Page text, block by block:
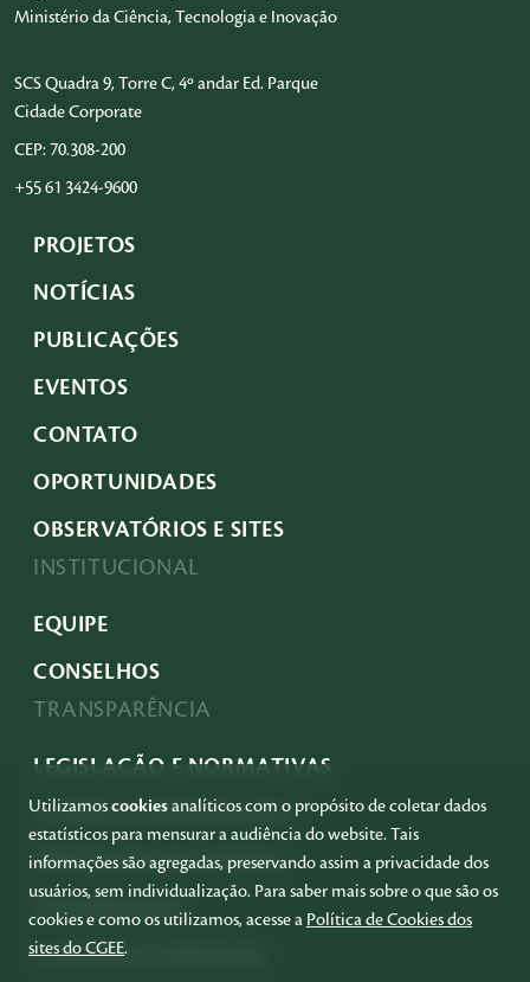
Ministério da Ciência, Tecnologia e Inovação
SCS Quadra 9, Torre C, 4º andar Ed. Parque
Cidade Corporate
CEP: 70.308-200
+55 61 3424-9600
PROJETOS
NOTÍCIAS
PUBLICAÇÕES
EVENTOS
CONTATO
OPORTUNIDADES
OBSERVATÓRIOS E SITES
INSTITUCIONAL
EQUIPE
CONSELHOS
TRANSPARÊNCIA
LEGISLAÇÃO E NORMATIVAS
ACESSO À INFORMAÇÃO
PRESTAÇÃO DE CONTAS
GOVERNANÇA
COMPRAS E SERVIÇOS
Utilizamoscookiesanalíticos com o propósito de coletar dados
estatísticos para mensurar a audiência do website. Tais
informações são agregadas, preservando assim a privacidade dos
usuários, sem individualização. Para saber mais sobre o que são os
cookies e como os utilizamos, acesse a Política de Cookies dos
sites do CGEE.